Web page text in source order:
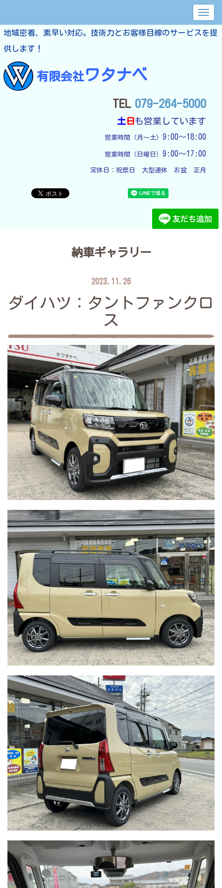
地域密着、素早い対応。技術力とお客様目線のサービスを提
供します！
有限会社ワタナベ
TEL 079-264-5000
土日も営業しています
営業時間（月～土） 9:00～18:00
営業時間（日曜日） 9:00～17:00
定休日： 祝祭日　大型連休　お盆　正月
納車ギャラリー
2023.11.26
ダイハツ：タントファンクロ
ス